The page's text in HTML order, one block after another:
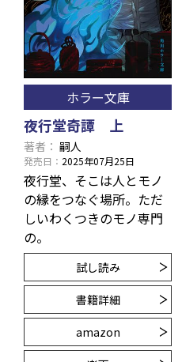
ホラー文庫
夜行堂奇譚 上
著者 嗣人
発売日 2025年07月25日
夜行堂、そこは人とモノ
の縁をつなぐ場所。ただ
しいわくつきのモノ専門
の。
試し読み
書籍詳細
amazon